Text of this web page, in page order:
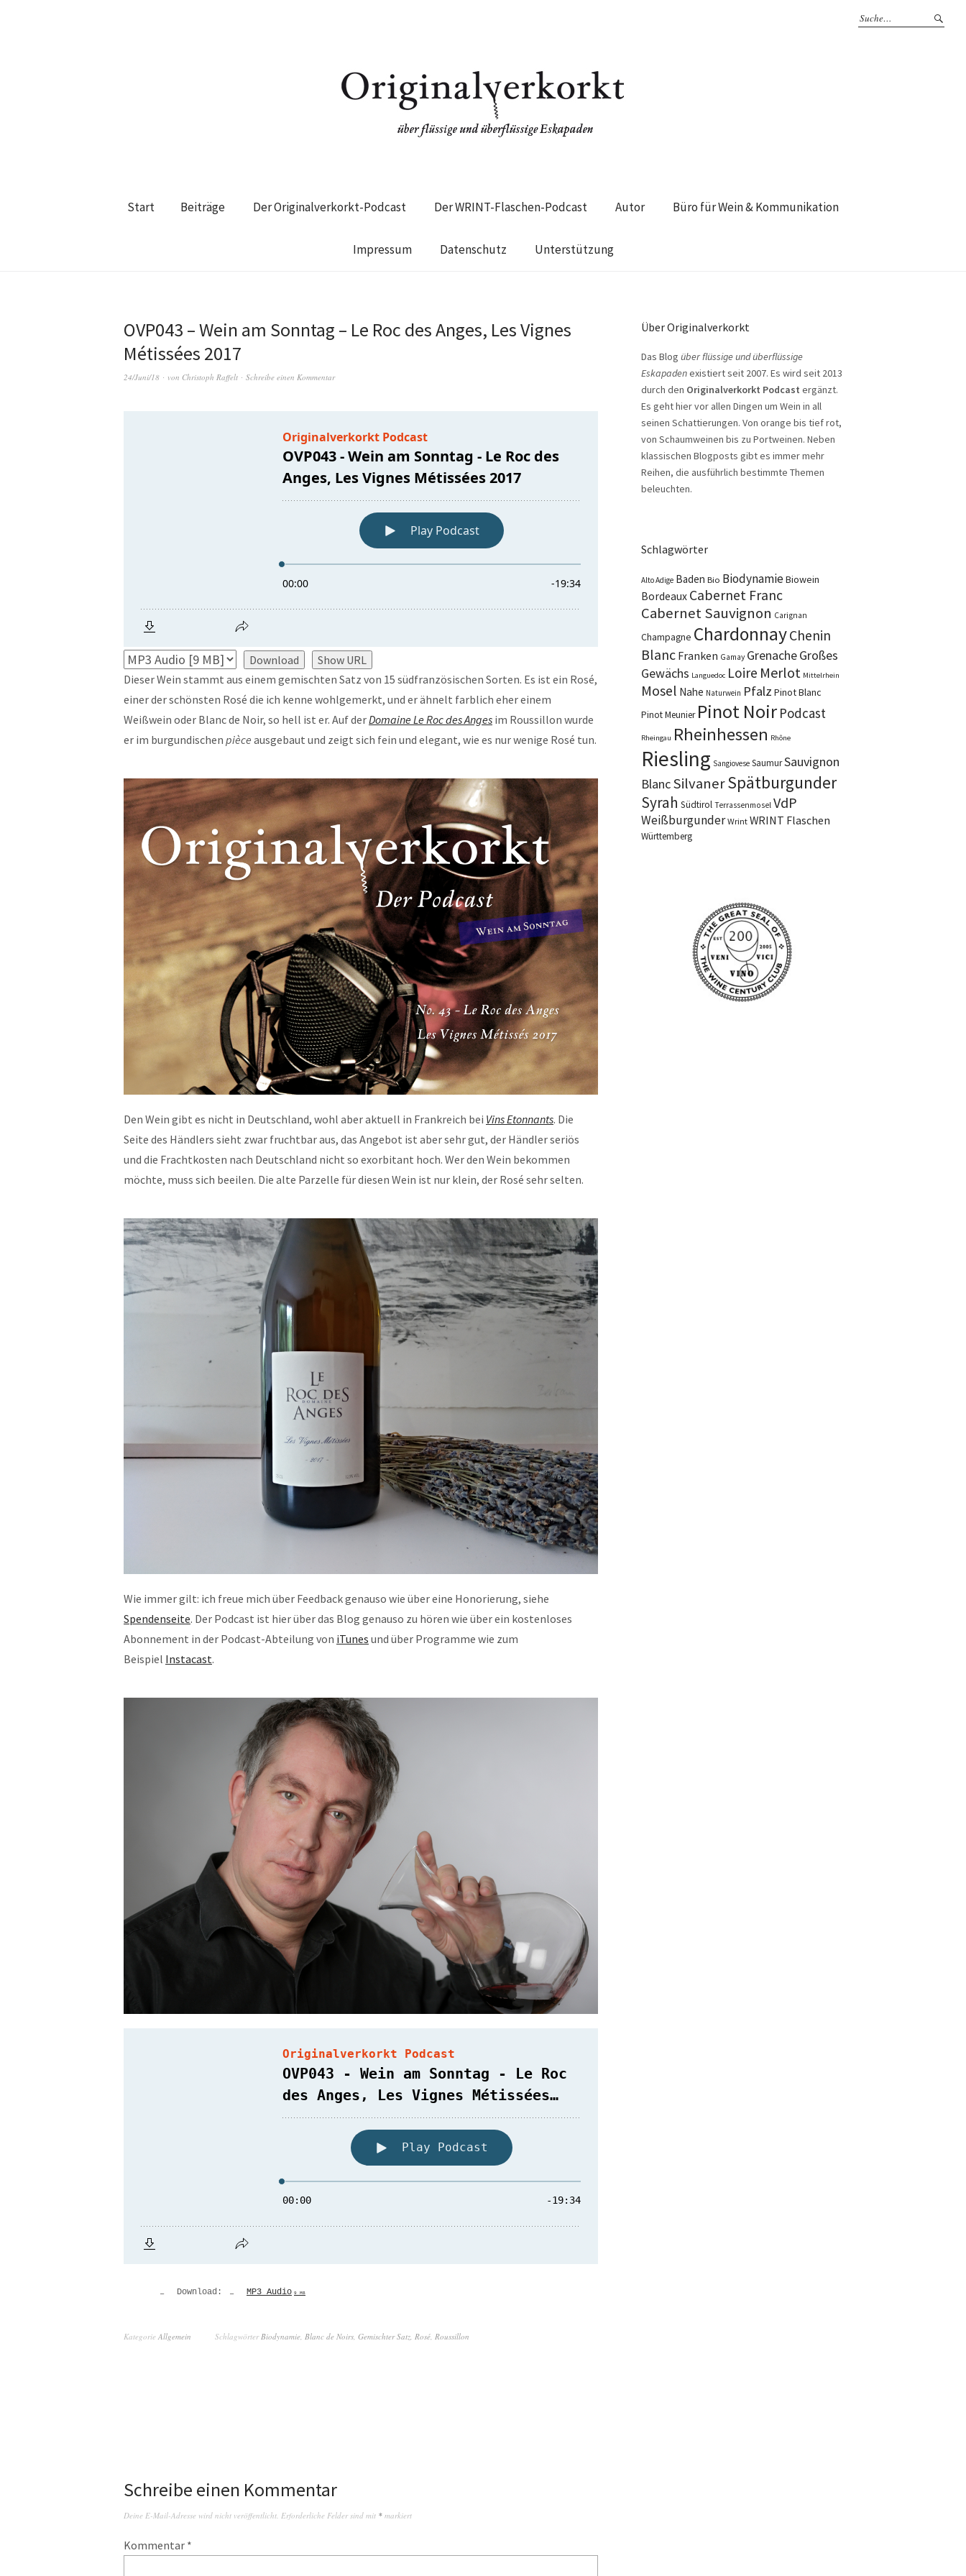
Start Beiträge Der Originalverkorkt-Podcast Der WRINT-Flaschen-Podcast Autor Büro für Wein & Kommunikation
Impressum Datenschutz Unterstützung
OVP043 – Wein am Sonntag – Le Roc des Anges, Les Vignes
Métissées 2017
24/Juni/18 von Christoph Raffelt Schreibe einen Kommentar
Download
Show URL
Dieser Wein stammt aus einem gemischten Satz von 15 südfranzösischen Sorten. Es ist ein Rosé,
einer der schönsten Rosé die ich kenne wohlgemerkt, und er ähnelt farblich eher einem
Weißwein oder Blanc de Noir, so hell ist er. Auf derDomaine Le Roc des Anges im Roussillon wurde
er im burgundischen pièce ausgebaut und zeigt sich fein und elegant, wie es nur wenige Rosé tun.
Den Wein gibt es nicht in Deutschland, wohl aber aktuell in Frankreich bei Vins Etonnants. Die
Seite des Händlers sieht zwar fruchtbar aus, das Angebot ist aber sehr gut, der Händler seriös
und die Frachtkosten nach Deutschland nicht so exorbitant hoch. Wer den Wein bekommen
möchte, muss sich beeilen. Die alte Parzelle für diesen Wein ist nur klein, der Rosé sehr selten.
Wie immer gilt: ich freue mich über Feedback genauso wie über eine Honorierung, siehe
Spendenseite. Der Podcast ist hier über das Blog genauso zu hören wie über ein kostenloses
Abonnement in der Podcast-Abteilung von iTunes und über Programme wie zum
Beispiel Instacast.
Download: MP3 Audio 9 MB
Kategorie Allgemein SchlagwörterBiodynamie, Blanc de Noirs, Gemischter Satz, Rosé, Roussillon
Schreibe einen Kommentar
Deine E-Mail-Adresse wird nicht veröffentlicht. Erforderliche Felder sind mit * markiert
Kommentar *
Über Originalverkorkt
Das Blog über flüssige und überflüssige
Eskapadenexistiert seit 2007. Es wird seit 2013
durch den Originalverkorkt Podcast ergänzt.
Es geht hier vor allen Dingen um Wein in all
seinen Schattierungen. Von orange bis tief rot,
von Schaumweinen bis zu Portweinen. Neben
klassischen Blogposts gibt es immer mehr
Reihen, die ausführlich bestimmte Themen
beleuchten.
Schlagwörter
Alto Adige Baden Bio BiodynamieBiowein
Bordeaux Cabernet Franc
Cabernet Sauvignon Carignan
Champagne ChardonnayChenin
Blanc Franken Gamay GrenacheGroßes
Gewächs Languedoc Loire Merlot Mittelrhein
Mosel Nahe Naturwein Pfalz Pinot Blanc
Pinot Meunier Pinot Noir Podcast
Rheingau Rheinhessen Rhône
Riesling Sangiovese SaumurSauvignon
BlancSilvanerSpätburgunder
Syrah Südtirol Terrassenmosel VdP
Weißburgunder Wrint WRINT Flaschen
Württemberg